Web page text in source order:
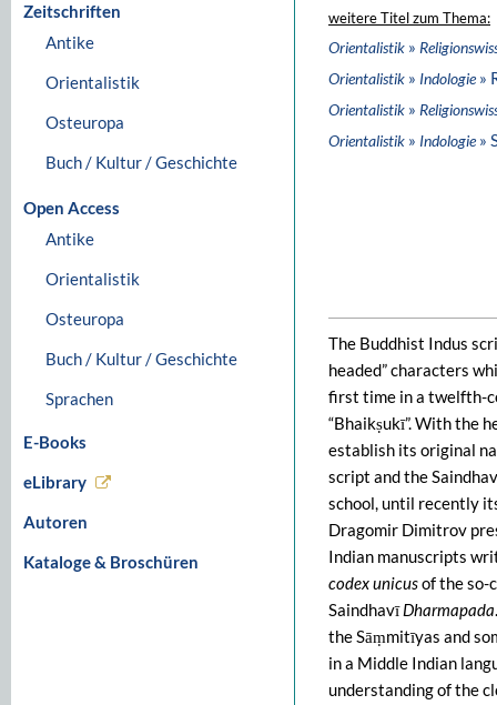
Zeitschriften
Antike
Orientalistik
Osteuropa
Buch / Kultur / Geschichte
Open Access
Antike
Orientalistik
Osteuropa
Buch / Kultur / Geschichte
Sprachen
E-Books
eLibrary
Autoren
Kataloge & Broschüren
weitere Titel zum Thema:
Orientalistik »
Orientalistik » Indologie»
Orientalistik »
Orientalistik » Indologie»
The Buddhist Indus
headed” characters
first time in a twelfth-
“Bhaikṣukī”. With the
establish its original
script and the
school, until recently
Dragomir Dimitrov
Indian manuscripts
codex unicusof the so-
SaindhavīDharmapada
the Sāṃmitīyas and
in a Middle Indian
understanding of the